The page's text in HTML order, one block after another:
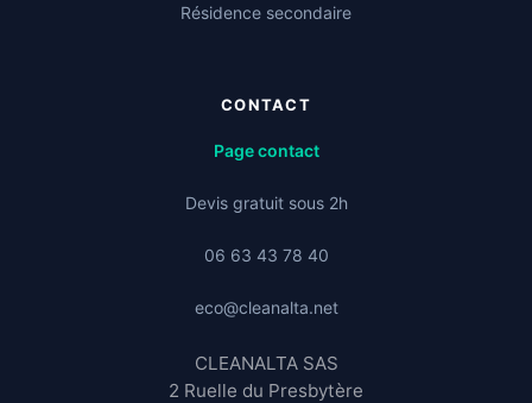
Résidence secondaire
CONTACT
Page contact
Devis gratuit sous 2h
06 63 43 78 40
eco@cleanalta.net
CLEANALTA SAS
2 Ruelle du Presbytère